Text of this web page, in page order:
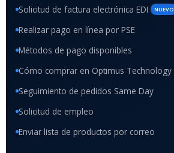
Solicitud de factura electrónica EDI NUEVO
Realizar pago en línea por PSE
Métodos de pago disponibles
Cómo comprar en Optimus Technology
Seguimiento de pedidos Same Day
Solicitud de empleo
Enviar lista de productos por correo